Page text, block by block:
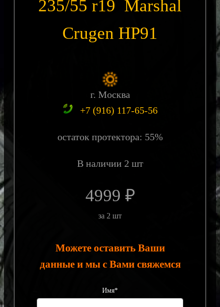
235/55 r19 Marshal
Crugen HP91
г. Москва
+7 (916) 117-65-56
остаток протектора: 55%
В наличии 2 шт
4999 ₽
за 2 шт
Можете оставить Ваши
данные и мы с Вами свяжемся
Имя*